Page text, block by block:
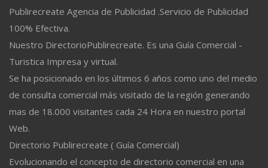
Publirecreate Agencia de Publicidad .Servicio de Publicidad
100% Efectiva.
Nuestro DirectorioPublirecreate. Es una Guía Comercial -
Turistica Impresa y virtual.
Se ha posicionado en los últimos 6 años como uno del medio
de consulta comercial más visitado de la región generando
mas de 18.000 visitantes cada 24 Hora en nuestro portal
Web.
Directorio Publirecreate ( Guía Comercial)
Evolucionando el concepto de directorio comercial en una